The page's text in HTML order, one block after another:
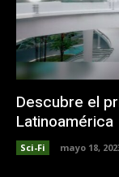
Descubre el
Latinoamérica
Sci-Fi mayo 18,